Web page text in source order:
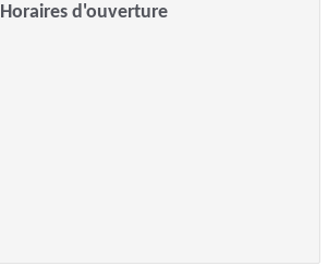
Horaires d'ouverture